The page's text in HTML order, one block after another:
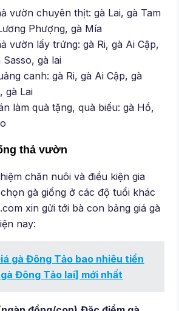
vườn chuyên thịt: gà Lai, gà Tam
Phượng, gà Mía
vườn lấy trứng: gà Ri, gà Ai Cập,
Sasso, gà lai
canh: gà Ri, gà Ai Cập, gà
gà Lai
làm quà tặng, quà biếu: gà Hồ,
thả vườn
chăn nuôi và điều kiện gia
gà giống ở các độ tuổi khác
xin gửi tới bà con bảng giá gà
nay:
gà Đông Tảo bao nhiêu tiền
Đông Tảo lai] mới nhất